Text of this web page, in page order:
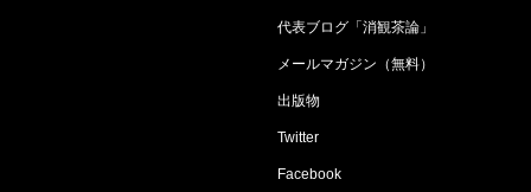
代表ブログ「消観茶論」
メールマガジン（無料）
出版物
Twitter
Facebook